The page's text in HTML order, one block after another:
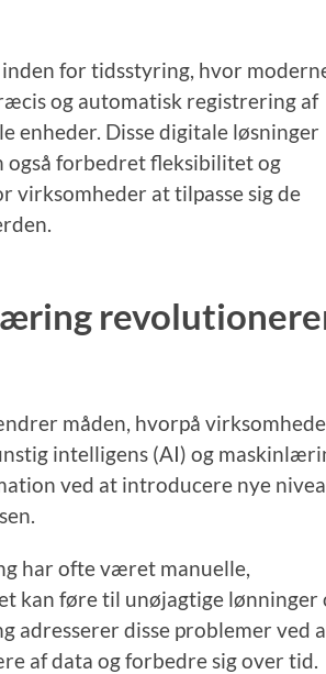
for tidsstyring, hvor
og automatisk registrering af
enheder. Disse digitale løsninger
også forbedret fleksibilitet og
at tilpasse sig de
måden, hvorpå
intelligens (AI) og
ved at introducere nye
har ofte været manuelle,
kan føre til unøjagtige lønninger
adresserer disse problemer ved
af data og forbedre sig over tid.